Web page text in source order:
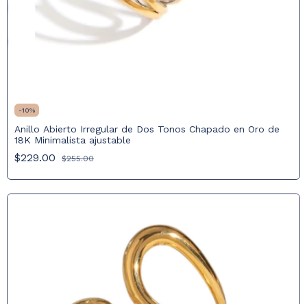
-10%
Anillo Abierto Irregular de Dos Tonos Chapado en Oro de
18K Minimalista ajustable
$229.00 $255.00